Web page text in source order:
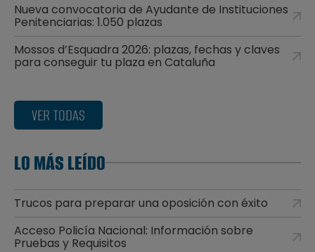
Nueva convocatoria de Ayudante de Instituciones
Penitenciarias: 1.050 plazas
Mossos d’Esquadra 2026: plazas, fechas y claves
para conseguir tu plaza en Cataluña
VER TODAS
LO MÁS LEÍDO
Trucos para preparar una oposición con éxito
Acceso Policía Nacional: Información sobre
Pruebas y Requisitos